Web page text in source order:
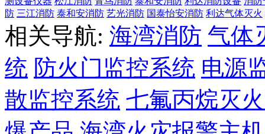
防 三江消防 泰和安消防 艺光消防 国泰怡安消防 利达气体灭火
相关导航: 海湾消防 气体
统 防火门监控系统 电源
散监控系统 七氟丙烷灭